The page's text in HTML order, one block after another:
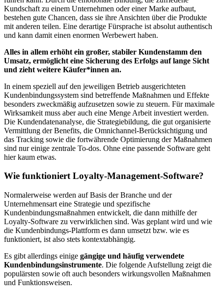
Kundschaft zu einem Unternehmen oder einer Marke aufbaut,
bestehen gute Chancen, dass sie ihre Ansichten über die Produkte
mit anderen teilen. Eine derartige Fürsprache ist absolut authentisch
und kann damit einen enormen Werbewert haben.
Alles in allem erhöht ein großer, stabiler Kundenstamm den
Umsatz, ermöglicht eine Sicherung des Erfolgs auf lange Sicht
und zieht weitere Käufer*innen an.
In einem speziell auf den jeweiligen Betrieb ausgerichteten
Kundenbindungssystem sind betreffende Maßnahmen und Effekte
besonders zweckmäßig aufzusetzen sowie zu steuern. Für maximale
Wirksamkeit muss aber auch eine Menge Arbeit investiert werden.
Die Kundendatenanalyse, die Strategiebildung, die gut organisierte
Vermittlung der Benefits, die Omnichannel-Berücksichtigung und
das Tracking sowie die fortwährende Optimierung der Maßnahmen
sind nur einige zentrale To-dos. Ohne eine passende Software geht
hier kaum etwas.
Wie funktioniert Loyalty-Management-Software?
Normalerweise werden auf Basis der Branche und der
Unternehmensart eine Strategie und spezifische
Kundenbindungsmaßnahmen entwickelt, die dann mithilfe der
Loyalty-Software zu verwirklichen sind. Was geplant wird und wie
die Kundenbindungs-Plattform es dann umsetzt bzw. wie es
funktioniert, ist also stets kontextabhängig.
Es gibt allerdings einige gängige und häufig verwendete
Kundenbindungsinstrumente. Die folgende Aufstellung zeigt die
populärsten sowie oft auch besonders wirkungsvollen Maßnahmen
und Funktionsweisen.